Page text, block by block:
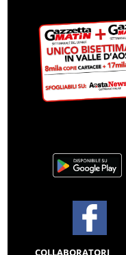
COLLABORATORI